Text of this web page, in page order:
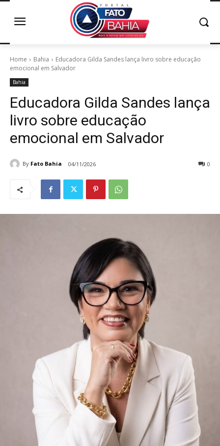
Home Bahia
Educadora Gilda Sandes lança livro sobre educação
emocional em Salvador
Bahia
Educadora Gilda Sandes lança
livro sobre educação
emocional em Salvador
By Fato Bahia 04/11/2026 0